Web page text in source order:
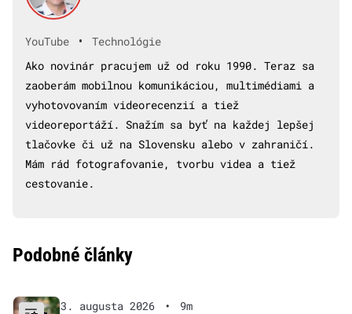
YouTube •
Technológie
Ako novinár pracujem už od roku 1990. Teraz sa
zaoberám mobilnou komunikáciou, multimédiami a
vyhotovovaním videorecenzií a tiež
videoreportáží. Snažím sa byť na každej lepšej
tlačovke či už na Slovensku alebo v zahraničí.
Mám rád fotografovanie, tvorbu videa a tiež
cestovanie.
Podobné články
3. augusta 2026 •
9m